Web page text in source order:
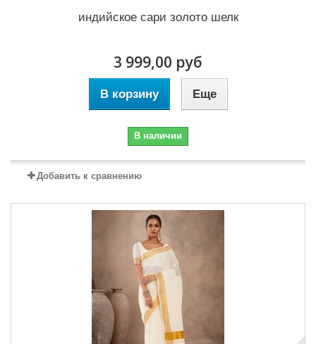
индийское сари золото шелк
3 999,00 руб
В корзину Еще
В наличии
Добавить к сравнению